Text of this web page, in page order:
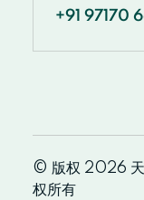
+91 97170
© 版权 2026 天
权所有